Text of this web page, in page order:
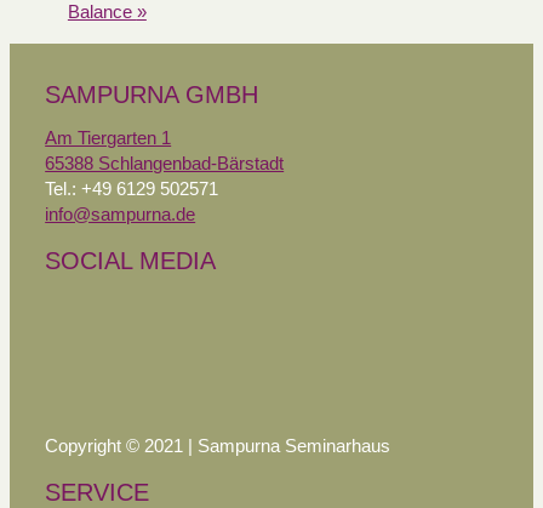
Balance »
SAMPURNA GMBH
Am Tiergarten 1
65388 Schlangenbad-Bärstadt
Tel.: +49 6129 502571
info@sampurna.de
SOCIAL MEDIA
Copyright © 2021 | Sampurna Seminarhaus
SERVICE